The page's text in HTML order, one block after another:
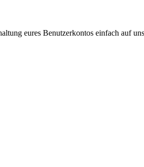
eures Benutzerkontos einfach auf